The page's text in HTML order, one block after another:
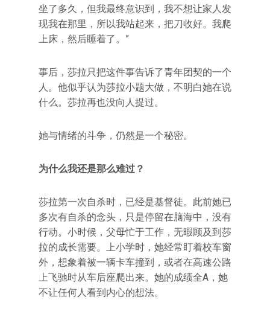
坐了多久，但我最终意识到，我不想让家人发
现我在那里，所以我站起来，把刀收好。我爬
上床，然后睡着了。”
事后，莎拉只把这件事告诉了青年团契的一个
人。他似乎认为莎拉小题大做，不明白她在说
什么。莎拉再也没向人提过。
她与情绪的斗争，仍然是一个秘密。
为什么我还是那么难过？
莎拉第一次自杀时，已经是基督徒。此前她已
多次有自杀的念头，只是停留在脑海中，没有
行动。小时候，父母忙于工作，无暇顾及到莎
拉的成长需要。上小学时，她经常盯着校车窗
外，想象着被一辆卡车撞到，或者在高速公路
上飞驰时从车后座爬出来。她的成绩全A，她
不让任何人看到内心的想法。